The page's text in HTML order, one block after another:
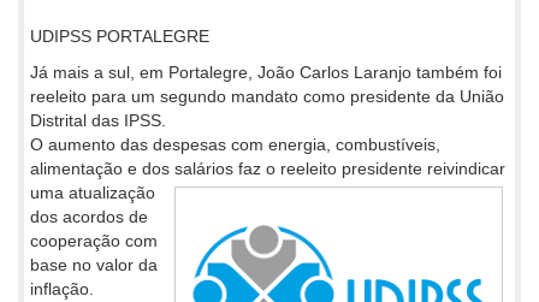
UDIPSS PORTALEGRE
Já mais a sul, em Portalegre, João Carlos Laranjo também foi
reeleito para um segundo mandato como presidente da União
Distrital das IPSS.
O aumento das despesas com energia, combustíveis,
alimentação e dos salários faz o reeleito presidente reivindicar
uma atualização
dos acordos de
cooperação com
base no valor da
inflação.